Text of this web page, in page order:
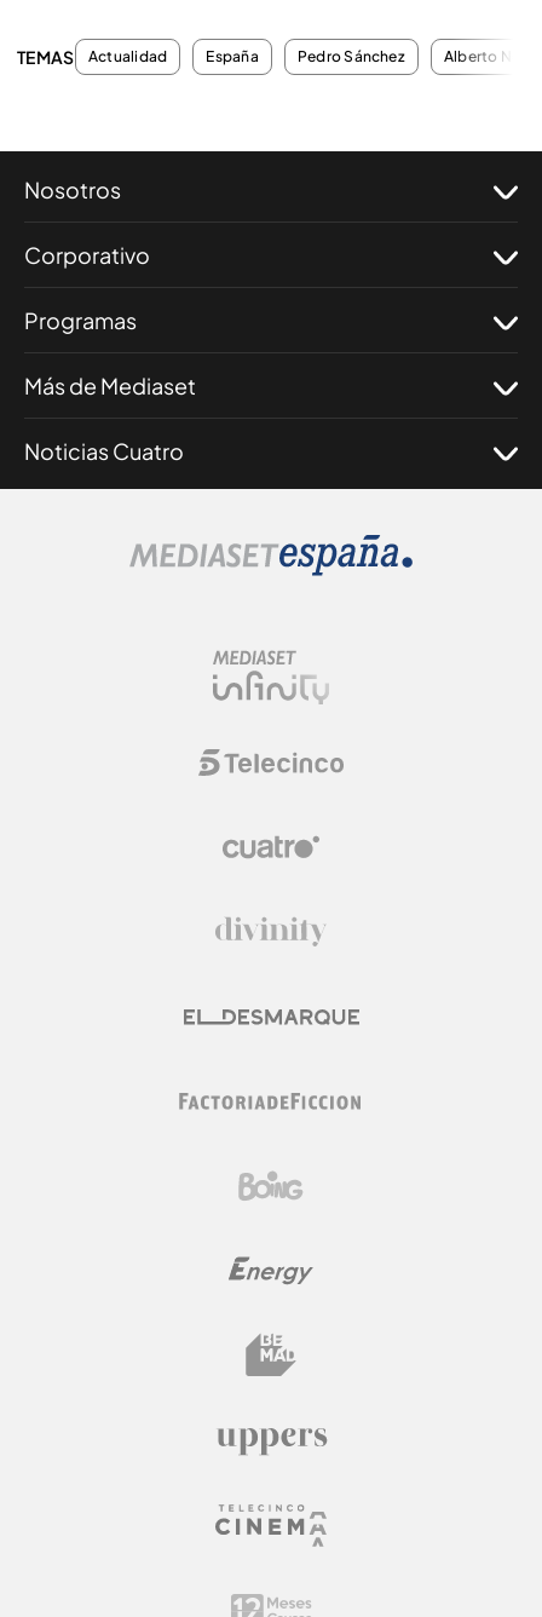
TEMAS Actualidad España Pedro Sánchez Alberto
Nosotros
Corporativo
Programas
Más de Mediaset
Noticias Cuatro